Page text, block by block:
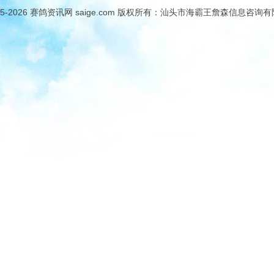
2026 赛鸽资讯网 saige.com 版权所有：汕头市海霸王詹森信息咨询有